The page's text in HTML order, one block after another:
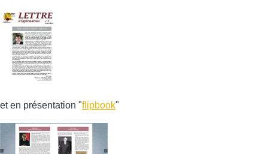
et en présentation "flipbook"